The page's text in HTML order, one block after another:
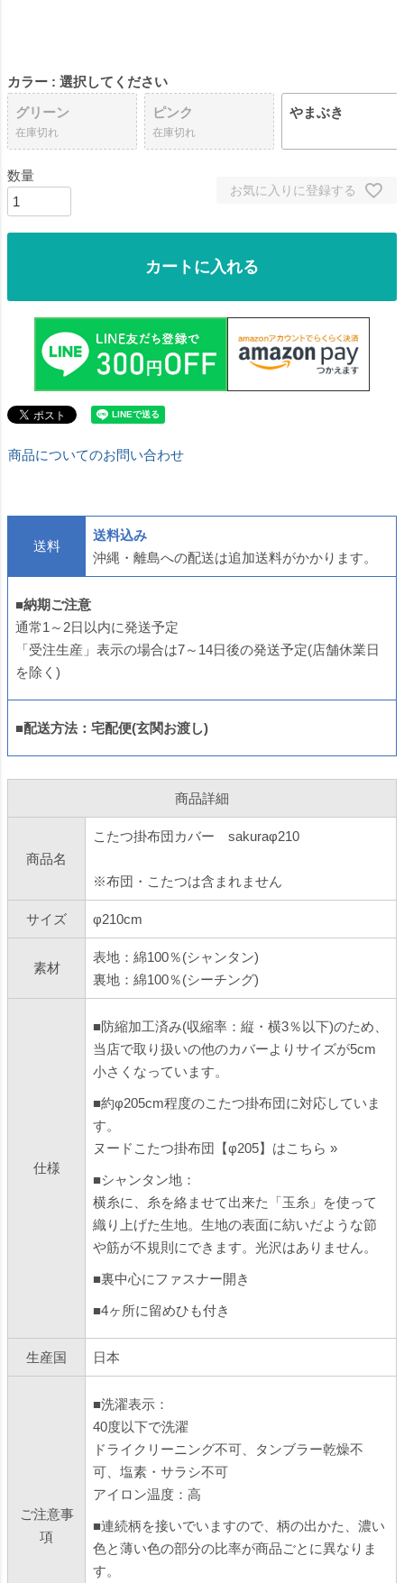
カラー
選択してください
グリーン
在庫切れ
ピンク
在庫切れ
やまぶき
お気に入りに登録する
カートに入れる
商品についてのお問い合わせ
送料
送料込み
沖縄・離島への配送は追加送料がかかります。
■納期ご注意
通常1～2日以内に発送予定
「受注生産」表示の場合は7～14日後の発送予定(店舗休業日
を除く)
■配送方法：宅配便(玄関お渡し)
商品詳細
商品名
こたつ掛布団カバー sakuraφ210
※布団・こたつは含まれません
サイズ φ210cm
素材
表地：綿100％(シャンタン)
裏地：綿100％(シーチング)
仕様
■防縮加工済み(収縮率：縦・横3％以下)のため、
当店で取り扱いの他のカバーよりサイズが5cm
小さくなっています。
■約φ205cm程度のこたつ掛布団に対応していま
す。
ヌードこたつ掛布団【φ205】はこちら »
■シャンタン地：
横糸に、糸を絡ませて出来た「玉糸」を使って
織り上げた生地。生地の表面に紡いだような節
や筋が不規則にできます。光沢はありません。
■裏中心にファスナー開き
■4ヶ所に留めひも付き
生産国 日本
ご注意事
項
■洗濯表示：
40度以下で洗濯
ドライクリーニング不可、タンブラー乾燥不
可、塩素・サラシ不可
アイロン温度：高
■連続柄を接いでいますので、柄の出かた、濃い
色と薄い色の部分の比率が商品ごとに異なりま
す。